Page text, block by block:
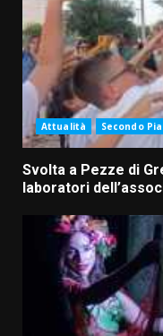
Attualità Secondo
Svolta a Pezze di
laboratori